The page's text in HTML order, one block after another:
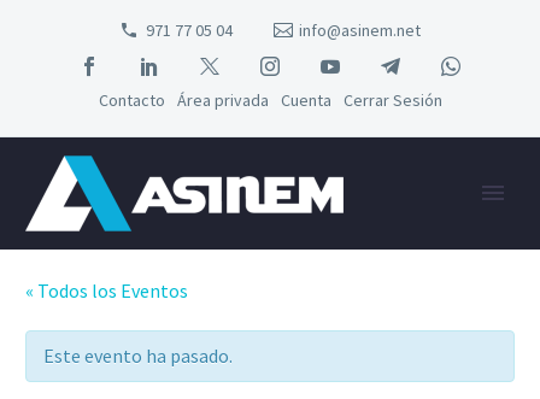
971 77 05 04 info@asinem.net
Contacto Área privada Cuenta Cerrar Sesión
« Todos los Eventos
Este evento ha pasado.